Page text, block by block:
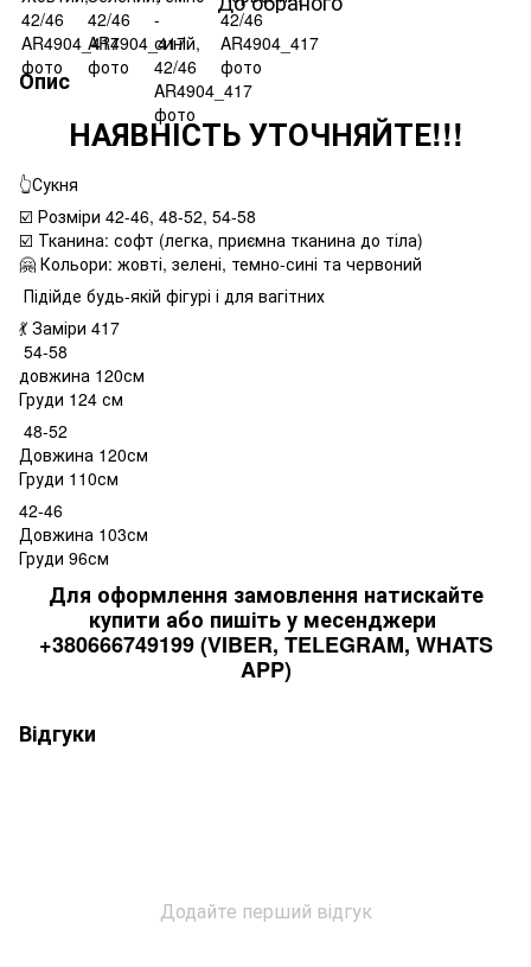
Опис
НАЯВНІСТЬ УТОЧНЯЙТЕ!!!
👆Сукня
☑️ Розміри 42-46, 48-52, 54-58
☑️ Тканина: софт (легка, приємна тканина до тіла)
🤗 Кольори: жовті, зелені, темно-сині та червоний
Підійде будь-якій фігурі і для вагітних
💃 Заміри 417
54-58
довжина 120см
Груди 124 см
48-52
Довжина 120см
Груди 110см
42-46
Довжина 103см
Груди 96см
Для оформлення замовлення натискайте
купити або пишіть у месенджери
+380666749199 (VIBER, TELEGRAM, WHATS
APP)
Відгуки
Додайте перший відгук